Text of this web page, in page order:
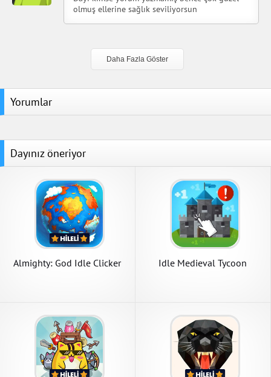
olmuş ellerine sağlık seviliyorsun
Daha Fazla Göster
Yorumlar
Dayınız öneriyor
Almighty: God Idle Clicker Idle Medieval Tycoon